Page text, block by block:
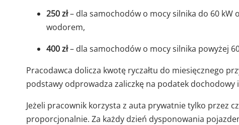
250 zł– dla samochodów o mocy silnika do 60 kW
wodorem,
400 zł– dla samochodów o mocy silnika powyżej
Pracodawca dolicza kwotę ryczałtu do miesięcznego
podstawy odprowadza zaliczkę na podatek dochodowy i
Jeżeli pracownik korzysta z auta prywatnie tylko przez
proporcjonalnie. Za każdy dzień dysponowania